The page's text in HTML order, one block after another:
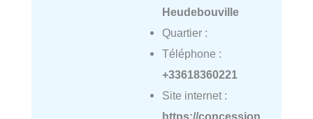
Heudebouville
Quartier :
Téléphone :
+33618360221
Site internet :